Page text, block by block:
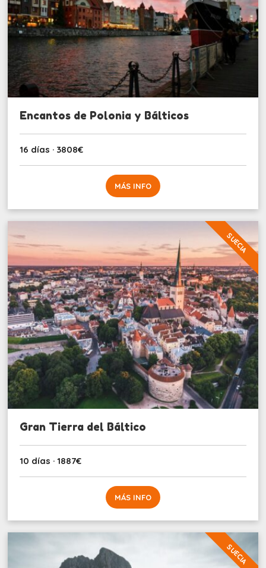
Encantos de Polonia y Bálticos
16 días · 3808€
MÁS INFO
SUECIA
Gran Tierra del Báltico
10 días · 1887€
MÁS INFO
SUECIA